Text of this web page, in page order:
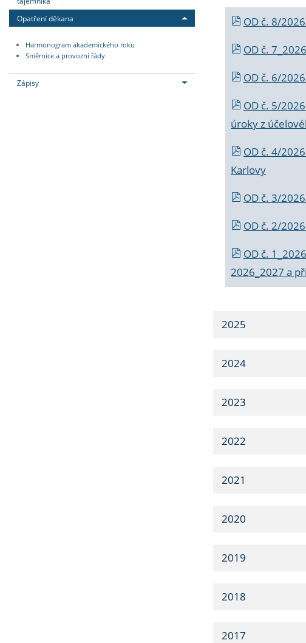
Opatření děkana
Harmonogram akademického roku
Směrnice a provozní řády
Zápisy
OD č. 8/
OD č.
OD č. 6/
OD č. 5/
úroky z
OD č. 4/
Karlovy
OD č. 3/
OD č. 2/
OD č.
2026_2027 a
2025
2024
2023
2022
2021
2020
2019
2018
2017